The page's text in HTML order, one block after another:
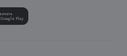
Google Play